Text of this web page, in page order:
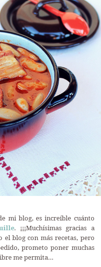
mi blog, es increíble cuánto
. ¡¡¡Muchísimas gracias a
el blog con más recetas, pero
prometo poner muchas
me permita…